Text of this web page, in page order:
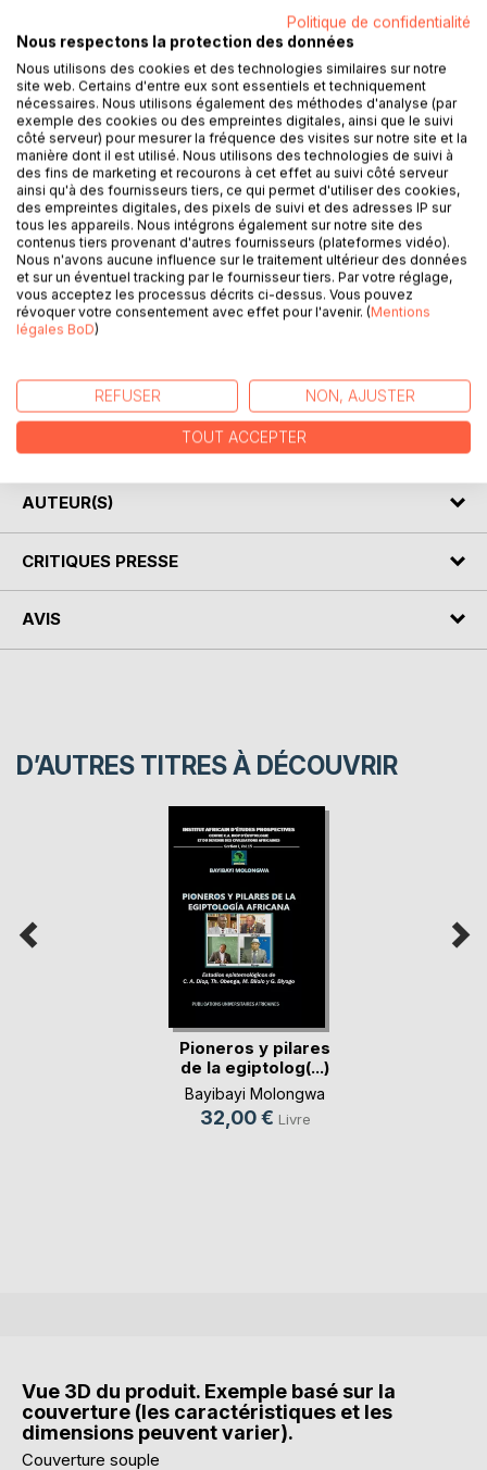
DESCRIPTION
Comme le sous-titre l'indique, ce livre analyse critiquement
les Conséquences écologico-économiques à long terme,
les Enjeux cachés, les dangers sous-estimés du Projet
Transaqua, donc du Projet de Transfert des Eaux du Bassin
du Fleuve Congo au Lac Tchad. Mais, les auteurs ne se
politiques, mais ils proposent aussi des Pistes de solutions
acceptables pour la plupart des États africains concernés
directement ou indirectement par ce Projet.
AUTEUR(S)
CRITIQUES PRESSE
AVIS
D’AUTRES TITRES À DÉCOUVRIR
Pioneros y pilares
de la egiptolog(...)
Bayibayi Molongwa
32,00 € Livre
Vue 3D du produit. Exemple basé sur la
couverture (les caractéristiques et les
dimensions peuvent varier).
Couverture souple
Politique de confidentialité
Nous respectons la protection des données
Nous utilisons des cookies et des technologies similaires sur notre
site web. Certains d'entre eux sont essentiels et techniquement
nécessaires. Nous utilisons également des méthodes d'analyse (par
exemple des cookies ou des empreintes digitales, ainsi que le suivi
côté serveur) pour mesurer la fréquence des visites sur notre site et la
manière dont il est utilisé. Nous utilisons des technologies de suivi à
des fins de marketing et recourons à cet effet au suivi côté serveur
ainsi qu'à des fournisseurs tiers, ce qui permet d'utiliser des cookies,
des empreintes digitales, des pixels de suivi et des adresses IP sur
tous les appareils. Nous intégrons également sur notre site des
contenus tiers provenant d'autres fournisseurs (plateformes vidéo).
Nous n'avons aucune influence sur le traitement ultérieur des données
et sur un éventuel tracking par le fournisseur tiers. Par votre réglage,
vous acceptez les processus décrits ci-dessus. Vous pouvez
révoquer votre consentement avec effet pour l'avenir. (Mentions
légales BoD)
REFUSER NON, AJUSTER
TOUT ACCEPTER